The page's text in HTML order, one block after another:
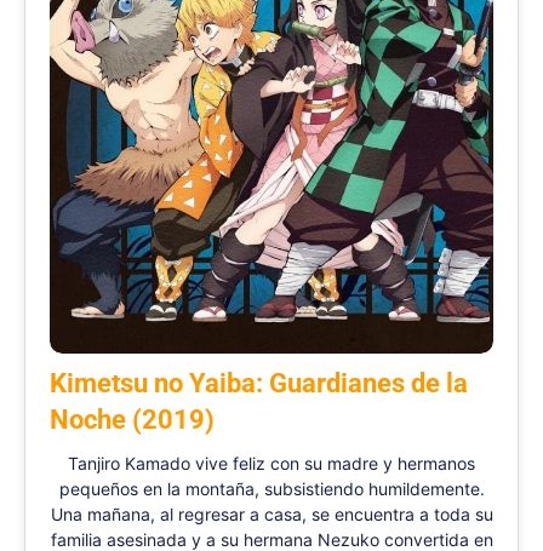
Kimetsu no Yaiba: Guardianes de la
Noche (2019)
Tanjiro Kamado vive feliz con su madre y hermanos
pequeños en la montaña, subsistiendo humildemente.
Una mañana, al regresar a casa, se encuentra a toda su
familia asesinada y a su hermana Nezuko convertida en